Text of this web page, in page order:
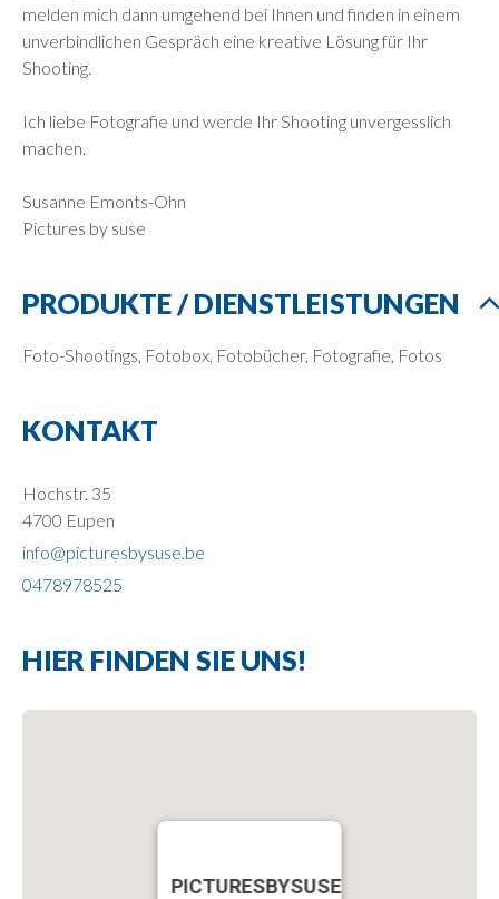
melden mich dann umgehend bei Ihnen und finden in einem
unverbindlichen Gespräch eine kreative Lösung für Ihr
Shooting.
Ich liebe Fotografie und werde Ihr Shooting unvergesslich
machen.
Susanne Emonts-Ohn
Pictures by suse
PRODUKTE / DIENSTLEISTUNGEN
Foto-Shootings, Fotobox, Fotobücher, Fotografie, Fotos
KONTAKT
Hochstr. 35
4700 Eupen
info@picturesbysuse.be
0478978525
HIER FINDEN SIE UNS!
PICTURESBYSUSE